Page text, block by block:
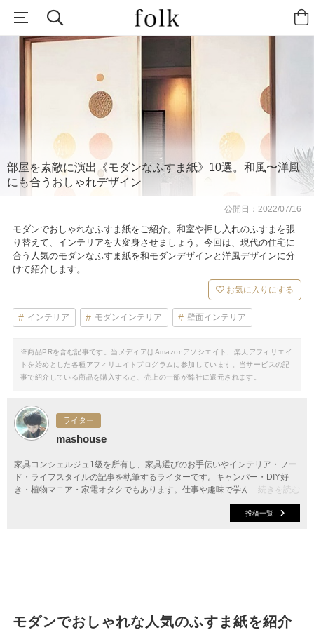
部屋を素敵に演出《モダンなふすま紙》10選。和風〜洋風
にも合うおしゃれデザイン
公開日：2022/07/16
モダンでおしゃれなふすま紙をご紹介。和室や押し入れのふすまを張
り替えて、インテリアを大変身させましょう。今回は、現代の住宅に
合う人気のモダンなふすま紙を和モダンデザインと洋風デザインに分
けて紹介します。
お気に入りにする
インテリア モダンインテリア 壁面インテリア
※商品PRを含む記事です。当メディアはAmazonアソシエイト、楽天アフィリエイ
トを始めとした各種アフィリエイトプログラムに参加しています。当サービスの記
事で紹介している商品を購入すると、売上の一部が弊社に還元されます。
ライター
mashouse
...続きを読む
家具コンシェルジュ1級を所有し、家具選びのお手伝いやインテリア・フー
ド・ライフスタイルの記事を執筆するライターです。キャンパー・DIY好
き・植物マニア・家電オタクでもあります。仕事や趣味で学んだことをいか
投稿一覧
モダンでおしゃれな人気のふすま紙を紹介